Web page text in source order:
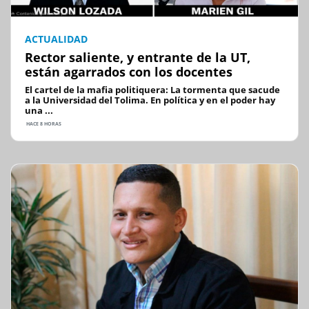
ACTUALIDAD
Rector saliente, y entrante de la UT,
están agarrados con los docentes
El cartel de la mafia politiquera: La tormenta que sacude
a la Universidad del Tolima. En política y en el poder hay
una ...
HACE 8 HORAS